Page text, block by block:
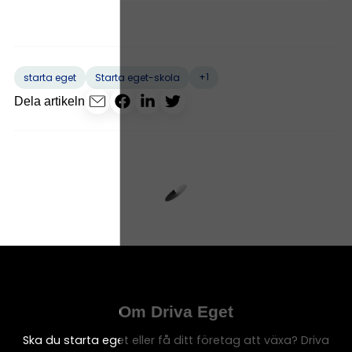
starta eget Starta eget-skola
+1
Dela artikeln
Om Driva Eget
Ska du starta eget eller få ditt företag att växa? Driva